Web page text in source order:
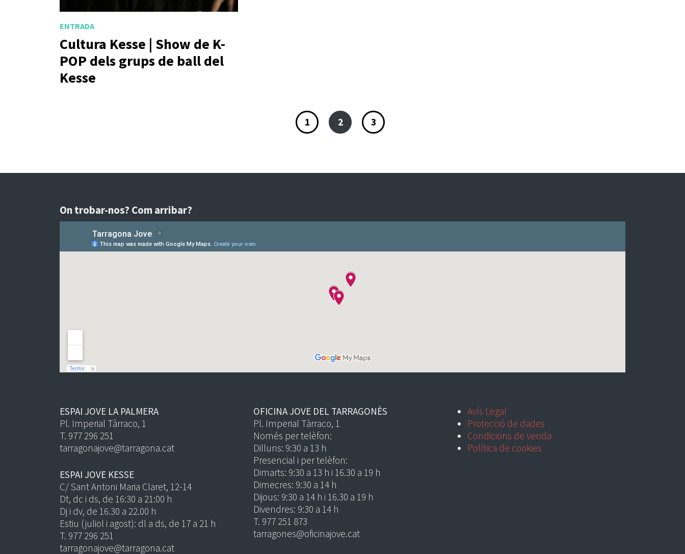
ENTRADA
Cultura Kesse | Show de K-
POP dels grups de ball del
Kesse
1 2 3
On trobar-nos? Com arribar?
ESPAI JOVE LA PALMERA
Pl. Imperial Tàrraco, 1
T. 977 296 251
tarragonajove@tarragona.cat
ESPAI JOVE KESSE
C/ Sant Antoni Maria Claret, 12-14
Dt, dc i ds, de 16:30 a 21:00 h
Dj i dv, de 16.30 a 22.00 h
Estiu (juliol i agost): dl a ds, de 17 a 21 h
T. 977 296 251
tarragonajove@tarragona.cat
OFICINA JOVE DEL TARRAGONÈS
Pl. Imperial Tàrraco, 1
Només per telèfon:
Dilluns: 9:30 a 13 h
Presencial i per telèfon:
Dimarts: 9:30 a 13 h i 16.30 a 19 h
Dimecres: 9:30 a 14 h
Dijous: 9:30 a 14 h i 16.30 a 19 h
Divendres: 9:30 a 14 h
T. 977 251 873
tarragones@oficinajove.cat
Avís Legal
Protecció de dades
Condicions de venda
Política de cookies